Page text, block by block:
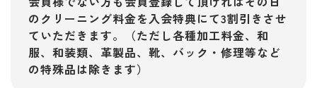
のクリーニング料金を入会特典にて3割引きさせ
ていただきます。（ただし各種加工料金、和
服、和装類、革製品、靴、バック・修理等など
の特殊品は除きます）